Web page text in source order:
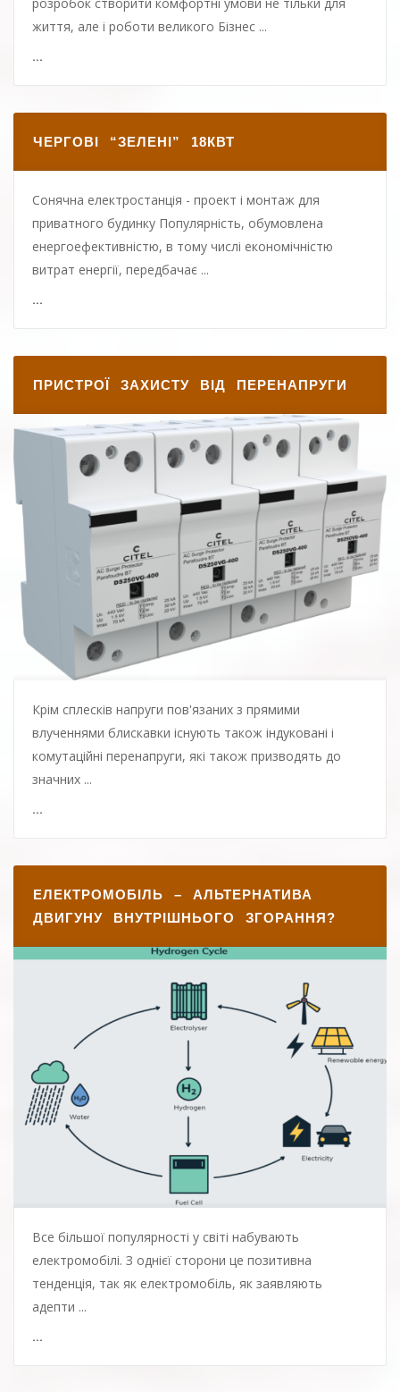
життя, але і роботи великого Бізнес ...
...
ЧЕРГОВІ “ЗЕЛЕНІ” 18КВТ
Сонячна електростанція - проект і монтаж для
приватного будинку Популярність, обумовлена ​​
енергоефективністю, в тому числі економічністю
витрат енергії, передбачає ...
...
ПРИСТРОЇ ЗАХИСТУ ВІД ПЕРЕНАПРУГИ
Крім сплесків напруги пов'язаних з прямими
влученнями блискавки існують також індуковані і
комутаційні перенапруги, які також призводять до
значних ...
...
ЕЛЕКТРОМОБІЛЬ – АЛЬТЕРНАТИВА
ДВИГУНУ ВНУТРІШНЬОГО ЗГОРАННЯ?
Все більшої популярності у світі набувають
електромобілі. З однієї сторони це позитивна
тенденція, так як електромобіль, як заявляють
адепти ...
...